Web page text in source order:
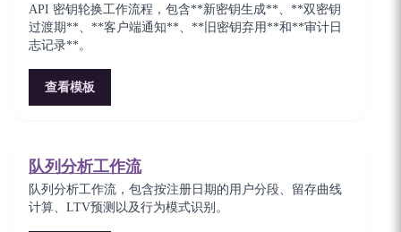
API 密钥轮换工作流程，包含**新密钥生成**、**双密钥
过渡期**、**客户端通知**、**旧密钥弃用**和**审计日
志记录**。
查看模板
队列分析工作流
队列分析工作流，包含按注册日期的用户分段、留存曲线
计算、LTV预测以及行为模式识别。